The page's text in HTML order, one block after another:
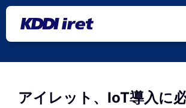
メインコンテンツにスキップ
アイレット、IoT導入に